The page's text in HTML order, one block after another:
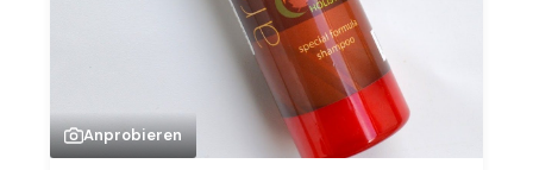
Anprobieren